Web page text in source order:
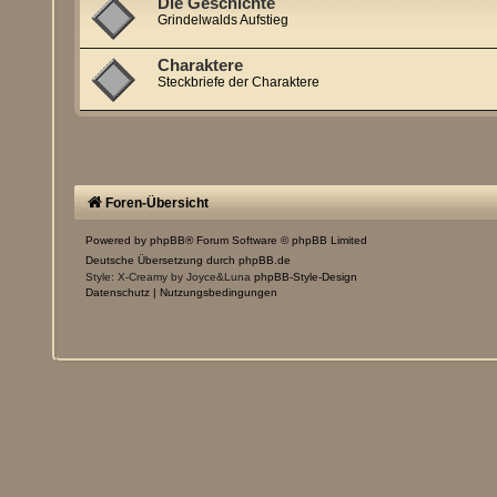
Die Geschichte
Grindelwalds Aufstieg
Charaktere
Steckbriefe der Charaktere
Foren-Übersicht
Powered byphpBB® Forum Software © phpBB Limited
Deutsche Übersetzung durchphpBB.de
Style: X-Creamy by Joyce&LunaphpBB-Style-Design
Datenschutz
Nutzungsbedingungen